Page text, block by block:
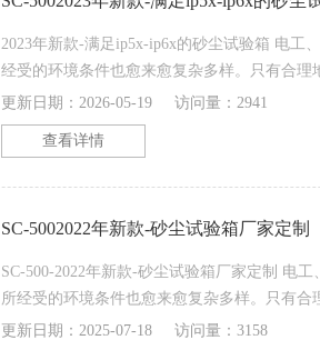
2023年新款-满足ip5x-ip6x的砂尘试验箱 电工
经受的环境条件也愈来愈复杂多样。只有合
择产品的环境防护措施，才能保证产品在储存
全可靠。因而，电工、电子产品进行人工模拟
环节。人工模拟环境试验是实际环境影响的科
更新日期：2026-05-19 访问量：2941
查看详情
SC-5002022年新款-砂尘试验箱厂家定制
SC-500-2022年新款-砂尘试验箱厂家定制 电
所经受的环境条件也愈来愈复杂多样。只有
选择产品的环境防护措施，才能保证产品在储
更新日期：2025-07-18 访问量：3158